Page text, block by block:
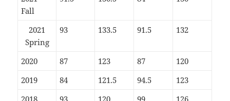
Fall
2021
Spring
93 133.5 91.5 132
2020 87 123 87
120
2019
84 121.5 94.5
123
2018
93 120 99
126